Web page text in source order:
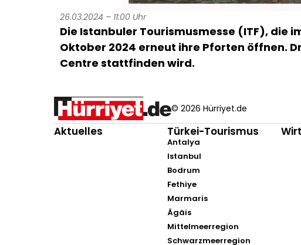
26.03.2024 – 11:00 Uhr
Die Istanbuler Tourismusmesse (ITF), die
Oktober 2024 erneut ihre Pforten öffnen.
Centre stattfinden wird.
© 2026 Hürriyet.de
Aktuelles Türkei-Tourismus
Antalya
Istanbul
Bodrum
Fethiye
Marmaris
Ägäis
Mittelmeerregion
Schwarzmeerregion